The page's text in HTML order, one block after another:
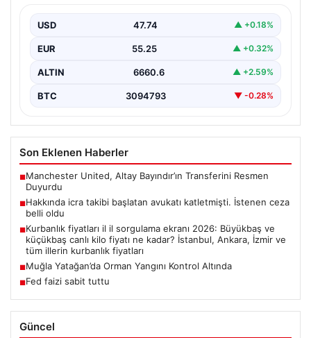
yangını, hem havadan hem de karadan yürütülen
kapsamlı…
USD 47.74 ▲ +0.18%
EUR 55.25 ▲ +0.32%
ALTIN 6660.6 ▲ +2.59%
BTC 3094793 ▼ -0.28%
Son Eklenen Haberler
■Manchester United, Altay Bayındır’ın Transferini Resmen
Duyurdu
■Hakkında icra takibi başlatan avukatı katletmişti. İstenen ceza
belli oldu
■Kurbanlık fiyatları il il sorgulama ekranı 2026: Büyükbaş ve
küçükbaş canlı kilo fiyatı ne kadar? İstanbul, Ankara, İzmir ve
tüm illerin kurbanlık fiyatları
■Muğla Yatağan’da Orman Yangını Kontrol Altında
■Fed faizi sabit tuttu
Güncel